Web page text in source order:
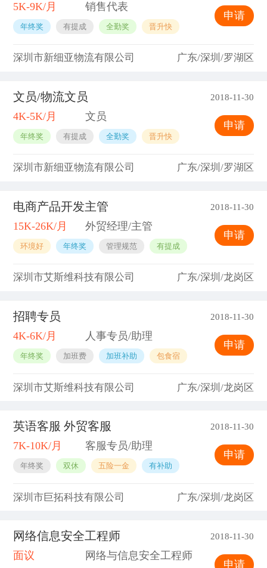
5K-9K/月 销售代表
年终奖 有提成 全勤奖 晋升快
申请
深圳市新细亚物流有限公司 广东/深圳/罗湖区
文员/物流文员 2018-11-30
4K-5K/月 文员
年终奖 有提成 全勤奖 晋升快
申请
深圳市新细亚物流有限公司 广东/深圳/罗湖区
电商产品开发主管 2018-11-30
15K-26K/月 外贸经理/主管
环境好 年终奖 管理规范 有提成
申请
深圳市艾斯维科技有限公司 广东/深圳/龙岗区
招聘专员 2018-11-30
4K-6K/月 人事专员/助理
年终奖 加班费 加班补助 包食宿
申请
深圳市艾斯维科技有限公司 广东/深圳/龙岗区
英语客服 外贸客服 2018-11-30
7K-10K/月 客服专员/助理
年终奖 双休 五险一金 有补助
申请
深圳市巨拓科技有限公司 广东/深圳/龙岗区
网络信息安全工程师 2018-11-30
面议 网络与信息安全工程师
申请